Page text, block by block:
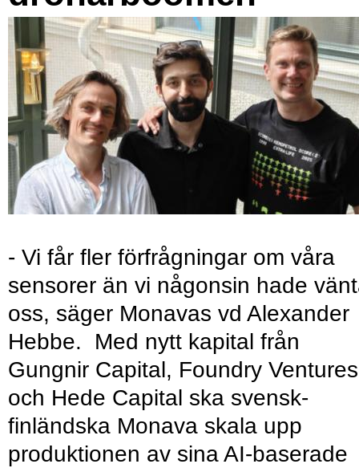
- Vi får fler förfrågningar om våra
sensorer än vi någonsin hade
oss, säger Monavas vd Alexander
Hebbe. Med nytt kapital från
Gungnir Capital, Foundry Ventures
och Hede Capital ska svensk-
finländska Monava skala upp
produktionen av sina AI-baserade